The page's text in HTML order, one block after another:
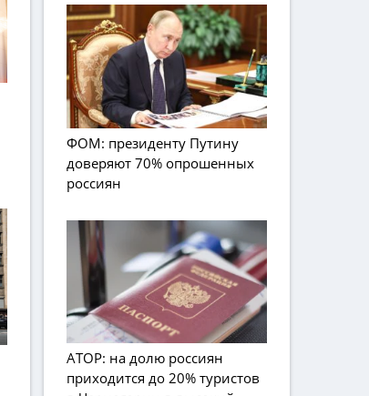
ФОМ: президенту Путину
доверяют 70% опрошенных
россиян
АТОР: на долю россиян
приходится до 20% туристов